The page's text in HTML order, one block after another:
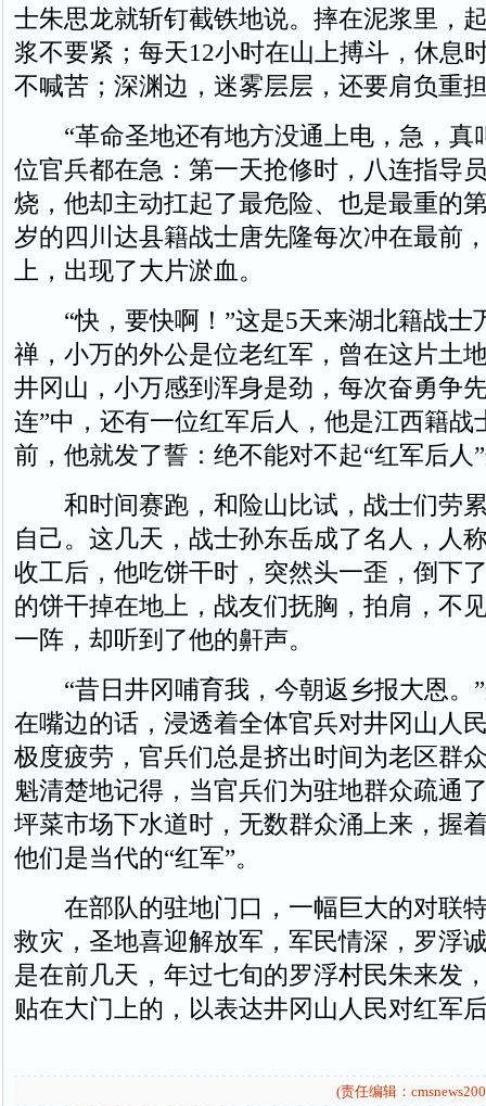
士朱思龙就斩钉截铁地说。摔在泥浆里，
浆不要紧；每天12小时在山上搏斗，休息
不喊苦；深渊边，迷雾层层，还要肩负重
“革命圣地还有地方没通上电，急，真
位官兵都在急：第一天抢修时，八连指导
烧，他却主动扛起了最危险、也是最重的
岁的四川达县籍战士唐先隆每次冲在最前
上，出现了大片淤血。
“快，要快啊！”这是5天来湖北籍战士
禅，小万的外公是位老红军，曾在这片土
井冈山，小万感到浑身是劲，每次奋勇争
连”中，还有一位红军后人，他是江西籍战
前，他就发了誓：绝不能对不起“红军后人
和时间赛跑，和险山比试，战士们劳
自己。这几天，战士孙东岳成了名人，人
收工后，他吃饼干时，突然头一歪，倒下
的饼干掉在地上，战友们抚胸，拍肩，不
一阵，却听到了他的鼾声。
“昔日井冈哺育我，今朝返乡报大恩。”
在嘴边的话，浸透着全体官兵对井冈山人
极度疲劳，官兵们总是挤出时间为老区群
魁清楚地记得，当官兵们为驻地群众疏通
坪菜市场下水道时，无数群众涌上来，握
他们是当代的“红军”。
在部队的驻地门口，一幅巨大的对联特
救灾，圣地喜迎解放军，军民情深，罗浮
是在前几天，年过七旬的罗浮村民朱来发
贴在大门上的，以表达井冈山人民对红军
(责任编辑：